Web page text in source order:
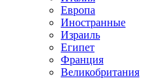
Европа
Иностранные
Израиль
Египет
Франция
Великобритания